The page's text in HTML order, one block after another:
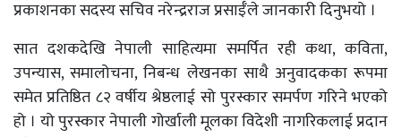
प्रकाशनका सदस्य सचिव नरेन्द्रराज प्रसाईँले जानकारी दिनुभयो ।
सात दशकदेखि नेपाली साहित्यमा समर्पित रही कथा, कविता,
उपन्यास, समालोचना, निबन्ध लेखनका साथै अनुवादकका रूपमा
समेत प्रतिष्ठित ८२ वर्षीय श्रेष्ठलाई सो पुरस्कार समर्पण गरिने भएको
हो । यो पुरस्कार नेपाली गोर्खाली मूलका विदेशी नागरिकलाई प्रदान